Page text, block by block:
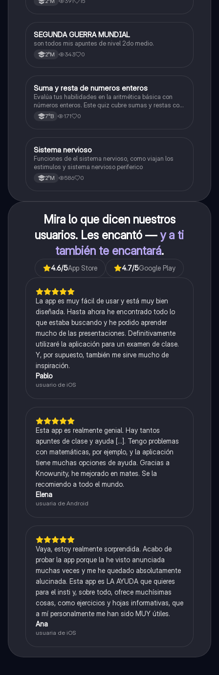
Historia
SEGUNDA GUERRA MUNDIAL
son todos mis apuntes de nivel 2do medio.
2°M 343 0
SMatemáticas
Suma y resta de numeros enteros
Evalúa tus habilidades en la aritmética básica con
números enteros. Este quiz cubre sumas y restas con
números positivos y negativos.
7°B 171 0
SBiología
Sistema nervioso
Funciones de el sistema nervioso, como viajan los
estimulos y sistema nervioso periferico
2°M 586 0
Mira lo que dicen nuestros
usuarios. Les encantó —y a ti
también te encantará.
4.6/5App Store 4.7/5Google Play
La app es muy fácil de usar y está muy bien
diseñada. Hasta ahora he encontrado todo lo
que estaba buscando y he podido aprender
mucho de las presentaciones. Definitivamente
utilizaré la aplicación para un examen de clase.
Y, por supuesto, también me sirve mucho de
inspiración.
Pablo
usuario de iOS
Esta app es realmente genial. Hay tantos
apuntes de clase y ayuda [...]. Tengo problemas
con matemáticas, por ejemplo, y la aplicación
tiene muchas opciones de ayuda. Gracias a
Knowunity, he mejorado en mates. Se la
recomiendo a todo el mundo.
Elena
usuaria de Android
Vaya, estoy realmente sorprendida. Acabo de
probar la app porque la he visto anunciada
muchas veces y me he quedado absolutamente
alucinada. Esta app es LA AYUDA que quieres
para el insti y, sobre todo, ofrece muchísimas
cosas, como ejercicios y hojas informativas, que
a mí personalmente me han sido MUY útiles.
Ana
usuaria de iOS